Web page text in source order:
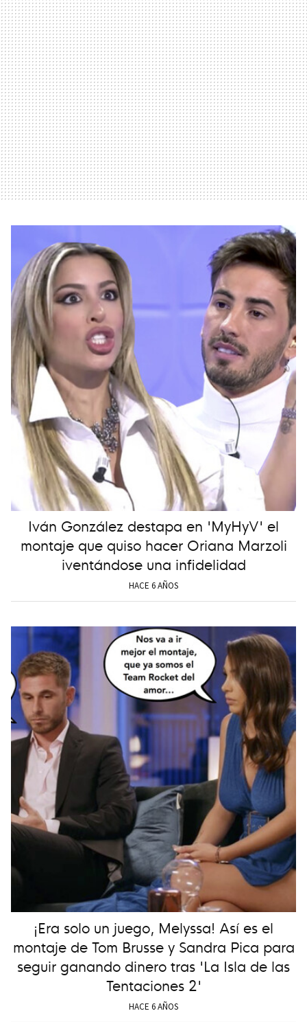
Iván González destapa en 'MyHyV' el
montaje que quiso hacer Oriana Marzoli
iventándose una infidelidad
HACE 6 AÑOS
¡Era solo un juego, Melyssa! Así es el
montaje de Tom Brusse y Sandra Pica para
seguir ganando dinero tras 'La Isla de las
Tentaciones 2'
HACE 6 AÑOS